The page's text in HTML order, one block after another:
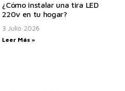
¿Cómo instalar una tira LED
220v en tu hogar?
3 Julio 2026
Leer Más »